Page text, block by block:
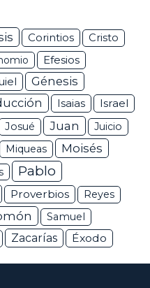
Corintios Cristo
Efesios
Génesis
Isaias Israel
Josué Juan
Juicio
Miqueas Moisés
Pablo
Proverbios Reyes
Samuel
Zacarías Éxodo